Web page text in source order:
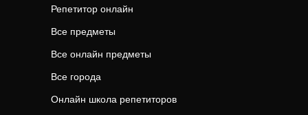
Репетитор онлайн
Все предметы
Все онлайн предметы
Все города
Онлайн школа репетиторов